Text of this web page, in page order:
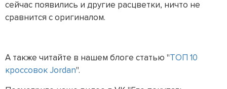
сейчас появились и другие расцветки, ничто не
сравнится с оригиналом.
А также читайте в нашем блоге статью "ТОП 10
кроссовок Jordan".